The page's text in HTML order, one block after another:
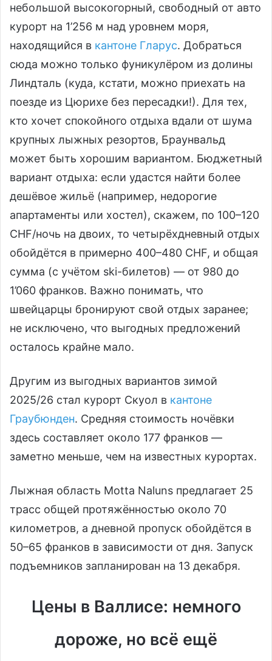
небольшой высокогорный, свободный от авто
курорт на 1’256 м над уровнем моря,
находящийся в кантоне Гларус. Добраться
сюда можно только фуникулёром из долины
Линдталь (куда, кстати, можно приехать на
поезде из Цюрихе без пересадки!). Для тех,
кто хочет спокойного отдыха вдали от шума
крупных лыжных резортов, Браунвальд
может быть хорошим вариантом. Бюджетный
вариант отдыха: если удастся найти более
дешёвое жильё (например, недорогие
апартаменты или хостел), скажем, по 100–120
CHF/ночь на двоих, то четырёхдневный отдых
обойдётся в примерно 400–480 CHF, и общая
сумма (с учётом ski-билетов) — от 980 до
1’060 франков. Важно понимать, что
швейцарцы бронируют свой отдых заранее;
не исключено, что выгодных предложений
осталось крайне мало.
Другим из выгодных вариантов зимой
2025/26 стал курорт Скуол в кантоне
Граубюнден. Средняя стоимость ночёвки
здесь составляет около 177 франков —
заметно меньше, чем на известных курортах.
Лыжная область Motta Naluns предлагает 25
трасс общей протяжённостью около 70
километров, а дневной пропуск обойдётся в
50–65 франков в зависимости от дня. Запуск
подъемников запланирован на 13 декабря.
Цены в Валлисе: немного
дороже, но всё ещё